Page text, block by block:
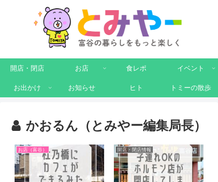
開店・閉店 お店 食レポ イベント
お出かけ お知らせ ヒト トミーの散歩
かおるん（とみやー編集局長）
お店（富谷） 開店・閉店情報